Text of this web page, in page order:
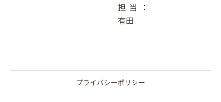
担当：
有田
プライバシーポリシー